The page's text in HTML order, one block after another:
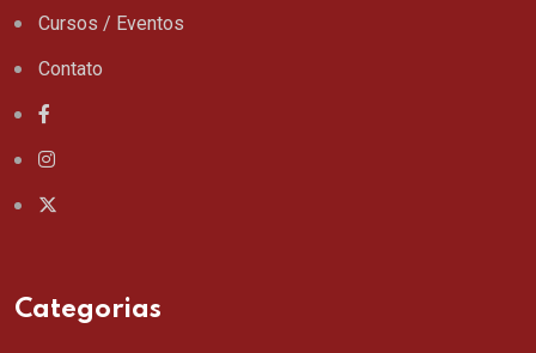
Cursos / Eventos
Contato
Categorias